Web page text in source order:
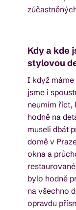
Kdy a kde
stylovou
I když
jsme i
neumím říct,
hodně na
museli dbát
domě v
okna a
bylo hodně
na všechno
opravdu